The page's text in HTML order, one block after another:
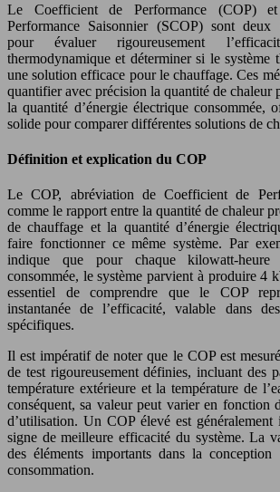
Le Coefficient de Performance (COP) et le Coefficient de
Performance Saisonnier (SCOP) sont deux
pour évaluer rigoureusement
thermodynamique et déterminer si le système
une solution efficace pour le chauffage. Ces
quantifier avec précision la quantité de chaleur
la quantité d’énergie électrique consommée,
solide pour comparer différentes solutions de
Définition et explication du COP
Le COP, abréviation de Coefficient de
comme le rapport entre la quantité de chaleur
de chauffage et la quantité d’énergie
faire fonctionner ce même système. Par
indique que pour chaque kilowatt-heure
consommée, le système parvient à produire 4
essentiel de comprendre que le COP
instantanée de l’efficacité, valable dans
spécifiques.
Il est impératif de noter que le COP est
de test rigoureusement définies, incluant des
température extérieure et la température de
conséquent, sa valeur peut varier en fonction
d’utilisation. Un COP élevé est généralement
signe de meilleure efficacité du système. La
des éléments importants dans la conception
consommation.